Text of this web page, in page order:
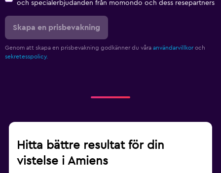
och specialerbjudanden från momondo och dess resepartners
Skapa en prisbevakning
Genom att skapa en prisbevakning godkänner du våra användarvillkor och
sekretesspolicy.
Hitta bättre resultat för din
vistelse i Amiens